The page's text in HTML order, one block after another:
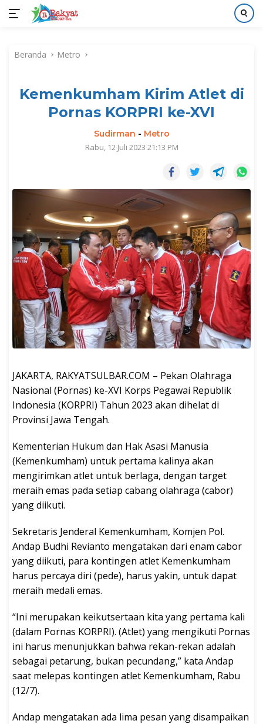
kontenBeranda Metro
Kemenkumham Kirim Atlet di
Pornas KORPRI ke-XVI
Sudirman - Metro
Rabu, 12 Juli 2023 21:13 PM
JAKARTA, RAKYATSULBAR.COM – Pekan Olahraga
Nasional (Pornas) ke-XVI Korps Pegawai Republik
Indonesia (KORPRI) Tahun 2023 akan dihelat di
Provinsi Jawa Tengah.
Kementerian Hukum dan Hak Asasi Manusia
(Kemenkumham) untuk pertama kalinya akan
mengirimkan atlet untuk berlaga, dengan target
meraih emas pada setiap cabang olahraga (cabor)
yang diikuti.
Sekretaris Jenderal Kemenkumham, Komjen Pol.
Andap Budhi Revianto mengatakan dari enam cabor
yang diikuti, para kontingen atlet Kemenkumham
harus percaya diri (pede), harus yakin, untuk dapat
meraih medali emas.
“Ini merupakan keikutsertaan kita yang pertama kali
(dalam Pornas KORPRI). (Atlet) yang mengikuti Pornas
ini harus menunjukkan bahwa rekan-rekan adalah
sebagai petarung, bukan pecundang,” kata Andap
saat melepas kontingen atlet Kemenkumham, Rabu
(12/7).
Andap mengatakan ada lima pesan yang disampaikan